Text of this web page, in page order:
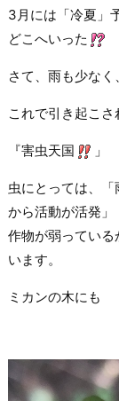
3月には「冷夏」
どこへいった
さて、雨も少なく
これで引き起こさ
『害虫天国 」
虫にとっては、
から活動が活発
作物が弱ってい
います。
ミカンの木にも